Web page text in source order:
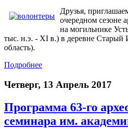
Друзья,
очередном сезоне
на могильнике
тыс. н.э. - XI в.) в деревне Старый
область).
Подробнее
Четверг, 13 Апрель 2017
Программа 63-го
семинара им.